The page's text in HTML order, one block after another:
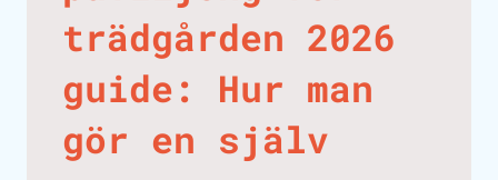
trädgården 2026
guide: Hur man
gör en själv